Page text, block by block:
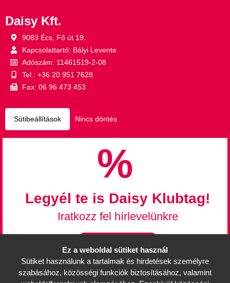
Daisy Kft.
9083 Écs, Fő út 19.
Kapcsolattartó: Bályi Levente
Adószám: 11461519-2-08
Tel.: +36 20 951 7628
Fax: 06 96 473 453
Sütibeállítások Nincs döntés
%
Legyél te is Daisy Klubtag!
Iratkozz fel hírlevelünkre
Információk
Mérettáblázat
Ez a weboldal sütiket használ
Sütiket használunk a tartalmak és hirdetések személyre
szabásához, közösségi funkciók biztosításához, valamint